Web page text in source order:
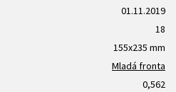
01.11.2019
18
155x235 mm
Mladá fronta
0,562